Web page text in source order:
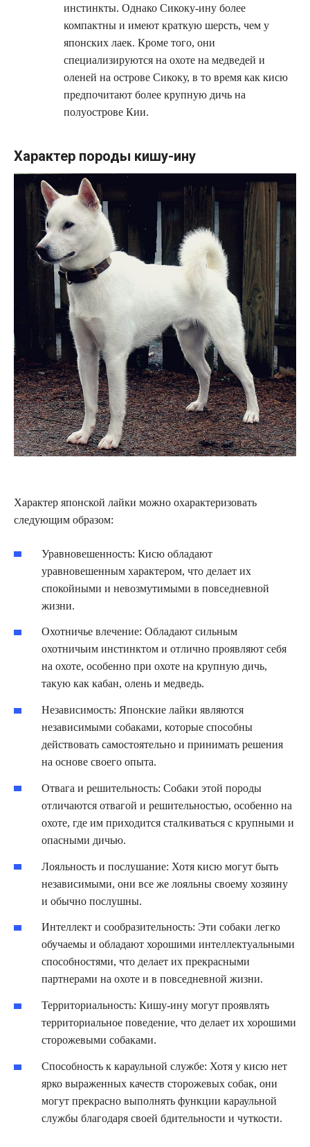
инстинкты. Однако Сикоку-ину более
компактны и имеют краткую шерсть, чем у
японских лаек. Кроме того, они
специализируются на охоте на медведей и
оленей на острове Сикоку, в то время как кисю
предпочитают более крупную дичь на
полуострове Кии.
Характер породы кишу-ину
Характер японской лайки можно охарактеризовать
следующим образом:
Уравновешенность: Кисю обладают
уравновешенным характером, что делает их
спокойными и невозмутимыми в повседневной
жизни.
Охотничье влечение: Обладают сильным
охотничьим инстинктом и отлично проявляют себя
на охоте, особенно при охоте на крупную дичь,
такую как кабан, олень и медведь.
Независимость: Японские лайки являются
независимыми собаками, которые способны
действовать самостоятельно и принимать решения
на основе своего опыта.
Отвага и решительность: Собаки этой породы
отличаются отвагой и решительностью, особенно на
охоте, где им приходится сталкиваться с крупными и
опасными дичью.
Лояльность и послушание: Хотя кисю могут быть
независимыми, они все же лояльны своему хозяину
и обычно послушны.
Интеллект и сообразительность: Эти собаки легко
обучаемы и обладают хорошими интеллектуальными
способностями, что делает их прекрасными
партнерами на охоте и в повседневной жизни.
Территориальность: Кишу-ину могут проявлять
территориальное поведение, что делает их хорошими
сторожевыми собаками.
Способность к караульной службе: Хотя у кисю нет
ярко выраженных качеств сторожевых собак, они
могут прекрасно выполнять функции караульной
службы благодаря своей бдительности и чуткости.